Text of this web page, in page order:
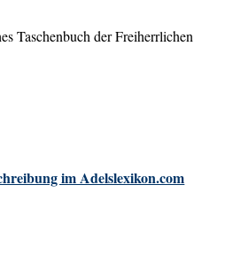
Taschenbuch der Freiherrlichen
im Adelslexikon.com